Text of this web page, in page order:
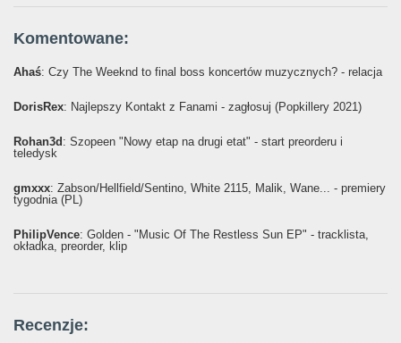
Komentowane:
Ahaś: Czy The Weeknd to final boss koncertów muzycznych? - relacja
DorisRex: Najlepszy Kontakt z Fanami - zagłosuj (Popkillery 2021)
Rohan3d : Szopeen "Nowy etap na drugi etat" - start preorderu i
teledysk
gmxxx: Żabson/Hellfield/Sentino, White 2115, Malik, Wane... - premiery
tygodnia (PL)
PhilipVence: Golden - "Music Of The Restless Sun EP" - tracklista,
okładka, preorder, klip
Recenzje: